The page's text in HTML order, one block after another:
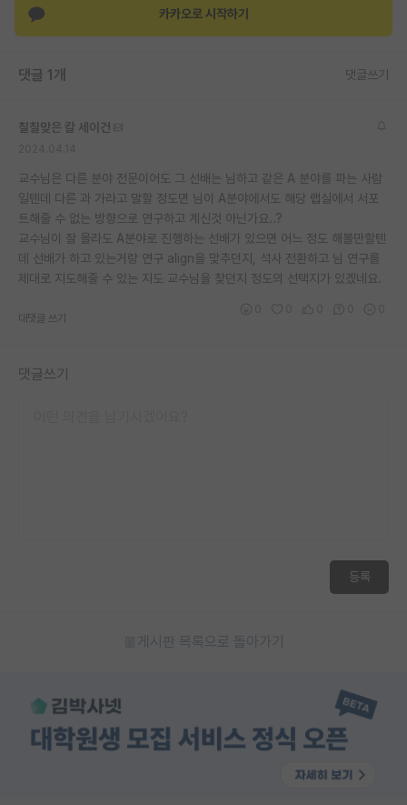
반도체 아카데미
카카오로 시작하기
댓글 1개 댓글쓰기
칠칠맞은 칼 세이건
교수님은 다른 분야 전문이어도 그 선배는 님하고 같은 A 분야를 파는 사람
일텐데 다른 과 가라고 말할 정도면 님이 A분야에서도 해당 랩실에서 서포
트해줄 수 없는 방향으로 연구하고 계신것 아닌가요..?
교수님이 잘 몰라도 A분야로 진행하는 선배가 있으면 어느 정도 해볼만할텐
데 선배가 하고 있는거랑 연구 align을 맞추던지, 석사 전환하고 님 연구를
제대로 지도해줄 수 있는 지도 교수님을 찾던지 정도의 선택지가 있겠네요.
대댓글 쓰기
댓글쓰기
등록
게시판 목록으로 돌아가기